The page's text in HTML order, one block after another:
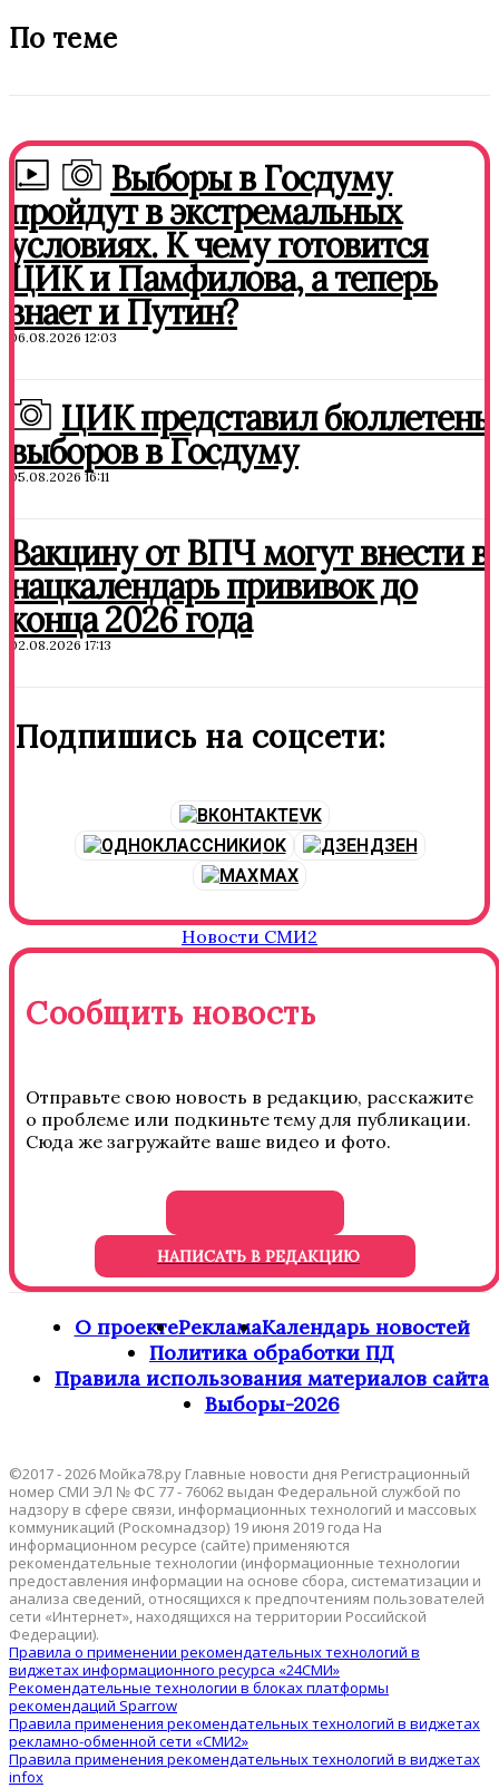
По теме
Выборы в Госдуму
пройдут в экстремальных
условиях. К чему готовится
ЦИК и Памфилова, а теперь
знает и Путин?
06.08.2026 12:03
ЦИК представил бюллетень
выборов в Госдуму
05.08.2026 16:11
Вакцину от ВПЧ могут внести в
нацкалендарь прививок до
конца 2026 года
02.08.2026 17:13
Подпишись на соцсети:
VK
OK
ДЗЕН
MAX
Новости СМИ2
Сообщить новость
Отправьте свою новость в редакцию, расскажите
о проблеме или подкиньте тему для публикации.
Сюда же загружайте ваше видео и фото.
НАПИСАТЬ В РЕДАКЦИЮ
О проектеРекламаКалендарь новостей
Политика обработки ПД
Правила использования материалов сайта
Выборы-2026
©2017 - 2026 Мойка78.ру Главные новости дня Регистрационный
номер СМИ ЭЛ № ФС 77 - 76062 выдан Федеральной службой по
надзору в сфере связи, информационных технологий и массовых
коммуникаций (Роскомнадзор) 19 июня 2019 года На
информационном ресурсе (сайте) применяются
рекомендательные технологии (информационные технологии
предоставления информации на основе сбора, систематизации и
анализа сведений, относящихся к предпочтениям пользователей
сети «Интернет», находящихся на территории Российской
Федерации).
Правила о применении рекомендательных технологий в
виджетах информационного ресурса «24СМИ»
Рекомендательные технологии в блоках платформы
рекомендаций Sparrow
Правила применения рекомендательных технологий в виджетах
рекламно-обменной сети «СМИ2»
Правила применения рекомендательных технологий в виджетах
infox